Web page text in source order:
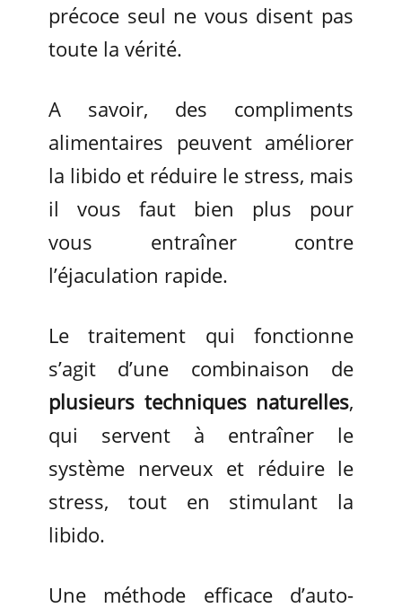
précoce seul ne vous disent pas
toute la vérité.
A savoir, des compliments
alimentaires peuvent améliorer
la libido et réduire le stress, mais
il vous faut bien plus pour
vous entraîner contre
l’éjaculation rapide.
Le traitement qui fonctionne
s’agit d’une combinaison de
plusieurs techniques naturelles,
qui servent à entraîner le
système nerveux et réduire le
stress, tout en stimulant la
libido.
Une méthode efficace d’auto-